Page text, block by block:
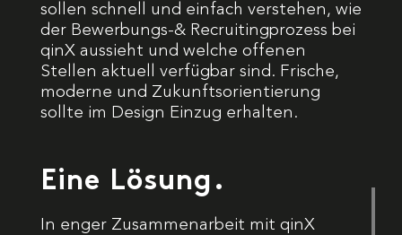
sollen schnell und einfach verstehen, wie
der Bewerbungs-& Recruitingprozess bei
qinX aussieht und welche offenen
Stellen aktuell verfügbar sind. Frische,
moderne und Zukunftsorientierung
sollte im Design Einzug erhalten.
Eine Lösung.
In enger Zusammenarbeit mit qinX